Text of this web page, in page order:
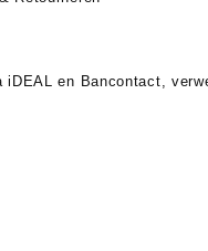
iDEAL en Bancontact ,